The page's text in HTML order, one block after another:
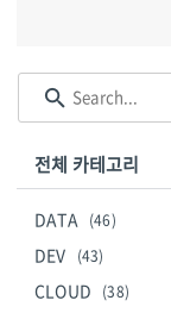
전체 카테고리
DATA (46)
DEV (43)
CLOUD (38)